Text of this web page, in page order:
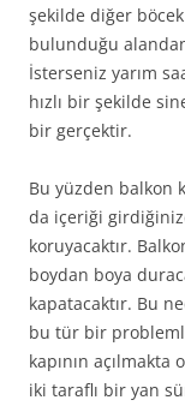
şekilde diğer
bulunduğu
İsterseniz yarım
hızlı bir şekilde
bir gerçektir.
Bu yüzden balkon
da içeriği
koruyacaktır.
boydan boya
kapatacaktır. Bu
bu tür bir
kapının
iki taraflı bir yan